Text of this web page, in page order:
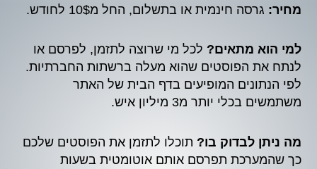
מחיר: גרסה חינמית או בתשלום, החל מ10$ לחודש.
למי הוא מתאים? לכל מי שרוצה לתזמן, לפרסם או
לנתח את הפוסטים שהוא מעלה ברשתות החברתיות.
לפי הנתונים המופיעים בדף הבית של האתר
משתמשים בכלי יותר מ3 מיליון איש.
מה ניתן לבדוק בו? תוכלו לתזמן את הפוסטים שלכם
כך שהמערכת תפרסם אותם אוטומטית בשעות